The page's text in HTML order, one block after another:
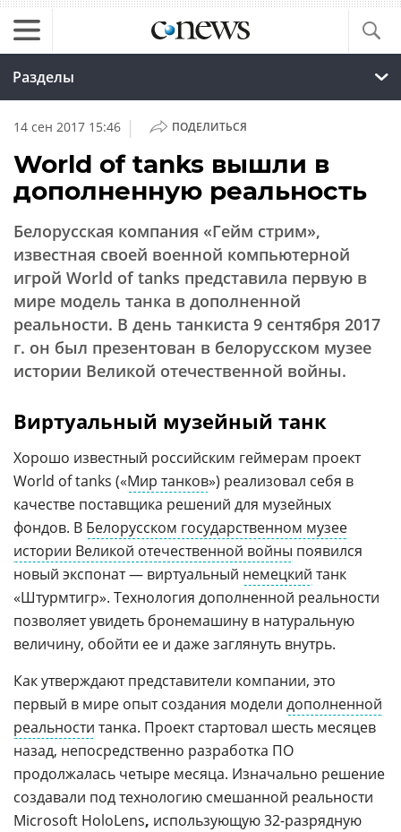
Разделы
14 сен 2017 15:46 | ПОДЕЛИТЬСЯ
World of tanks вышли в
дополненную реальность
Белорусская компания «Гейм стрим»,
известная своей военной компьютерной
игрой World of tanks представила первую в
мире модель танка в дополненной
реальности. В день танкиста 9 сентября 2017
г. он был презентован в белорусском музее
истории Великой отечественной войны.
Виртуальный музейный танк
Хорошо известный российским геймерам проект
World of tanks («Мир танков») реализовал себя в
качестве поставщика решений для музейных
фондов. В Белорусском государственном музее
истории Великой отечественной войны появился
новый экспонат — виртуальный немецкий танк
«Штурмтигр». Технология дополненной реальности
позволяет увидеть бронемашину в натуральную
величину, обойти ее и даже заглянуть внутрь.
Как утверждают представители компании, это
первый в мире опыт создания модели дополненной
реальности танка. Проект стартовал шесть месяцев
назад, непосредственно разработка ПО
продолжалась четыре месяца. Изначально решение
создавали под технологию смешанной реальности
Microsoft HoloLens, использующую 32-разрядную